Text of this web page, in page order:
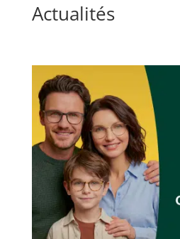
Actualités